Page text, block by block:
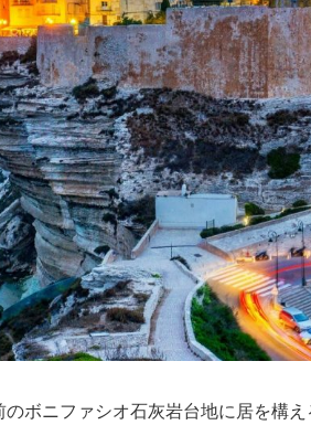
ボニファシオ石灰岩台地に居を構